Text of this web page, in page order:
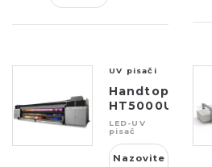
UV pisači
Handtop
HT5000UV
LED-UV
pisač
Nazovite